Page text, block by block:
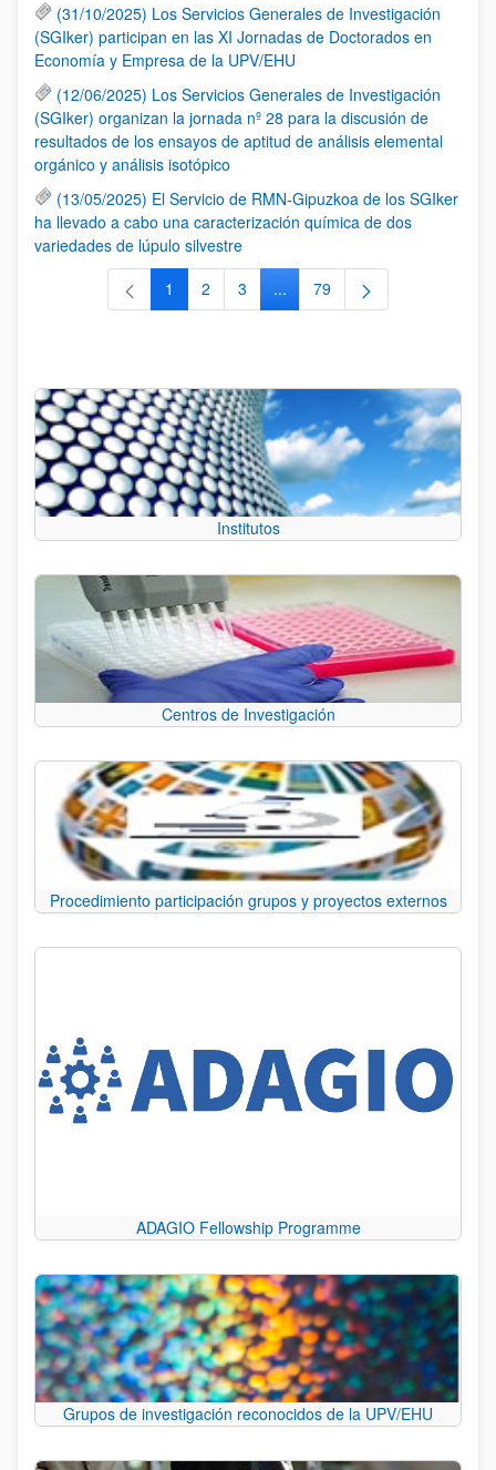
(31/10/2025) Los Servicios Generales de Investigación
(SGIker) participan en las XI Jornadas de Doctorados en
Economía y Empresa de la UPV/EHU
(12/06/2025) Los Servicios Generales de Investigación
(SGIker) organizan la jornada nº 28 para la discusión de
resultados de los ensayos de aptitud de análisis elemental
orgánico y análisis isotópico
(13/05/2025) El Servicio de RMN-Gipuzkoa de los SGIker
ha llevado a cabo una caracterización química de dos
variedades de lúpulo silvestre
Página
1 Página
2 Página
3 ...Páginas intermedias Use TAB
Página
79
Institutos
Centros de Investigación
Procedimiento participación grupos y proyectos externos
ADAGIO Fellowship Programme
Grupos de investigación reconocidos de la UPV/EHU